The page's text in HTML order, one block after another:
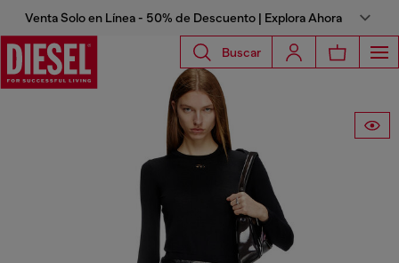
Venta Solo en Línea - 50% de Descuento | Explora Ahora
Buscar